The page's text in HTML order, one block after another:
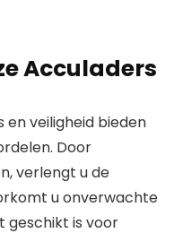
Acculaders
veiligheid bieden
Door
verlengt u de
u onverwachte
geschikt is voor